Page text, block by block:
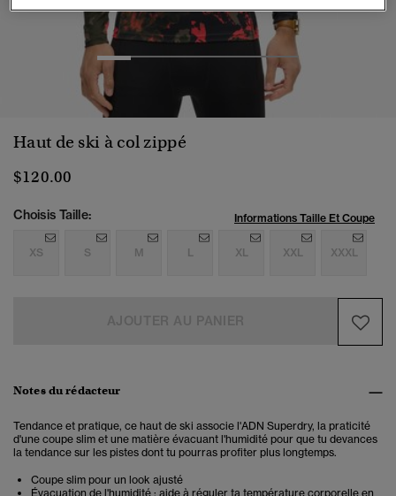
1 6
Haut de ski à col zippé
$120.00
Choisis Taille: Informations Taille Et Coupe
XS S M L XL XXL XXXL
Notes du rédacteur
Tendance et pratique, ce haut de ski associe l'ADN Superdry, la praticité
d'une coupe slim et une matière évacuant l'humidité pour que tu devances
la tendance sur les pistes dont tu pourras profiter plus longtemps.
Coupe slim pour un look ajusté
Évacuation de l'humidité : aide à réguler ta température corporelle en